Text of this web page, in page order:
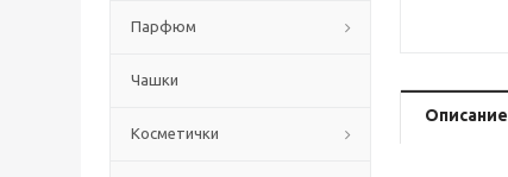
Парфюм
Чашки
Косметички
Описание